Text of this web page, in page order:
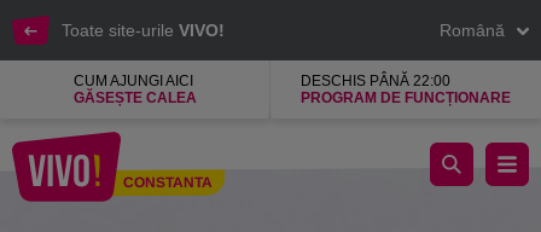
Toate site-urile VIVO! Română
CUM AJUNGI AICI
GĂSEȘTE CALEA
DESCHIS PÂNĂ 22:00
PROGRAM DE FUNCȚIONARE
CONSTANTA
Sephora, magazin de cosmetice, parfumuri si accesorii